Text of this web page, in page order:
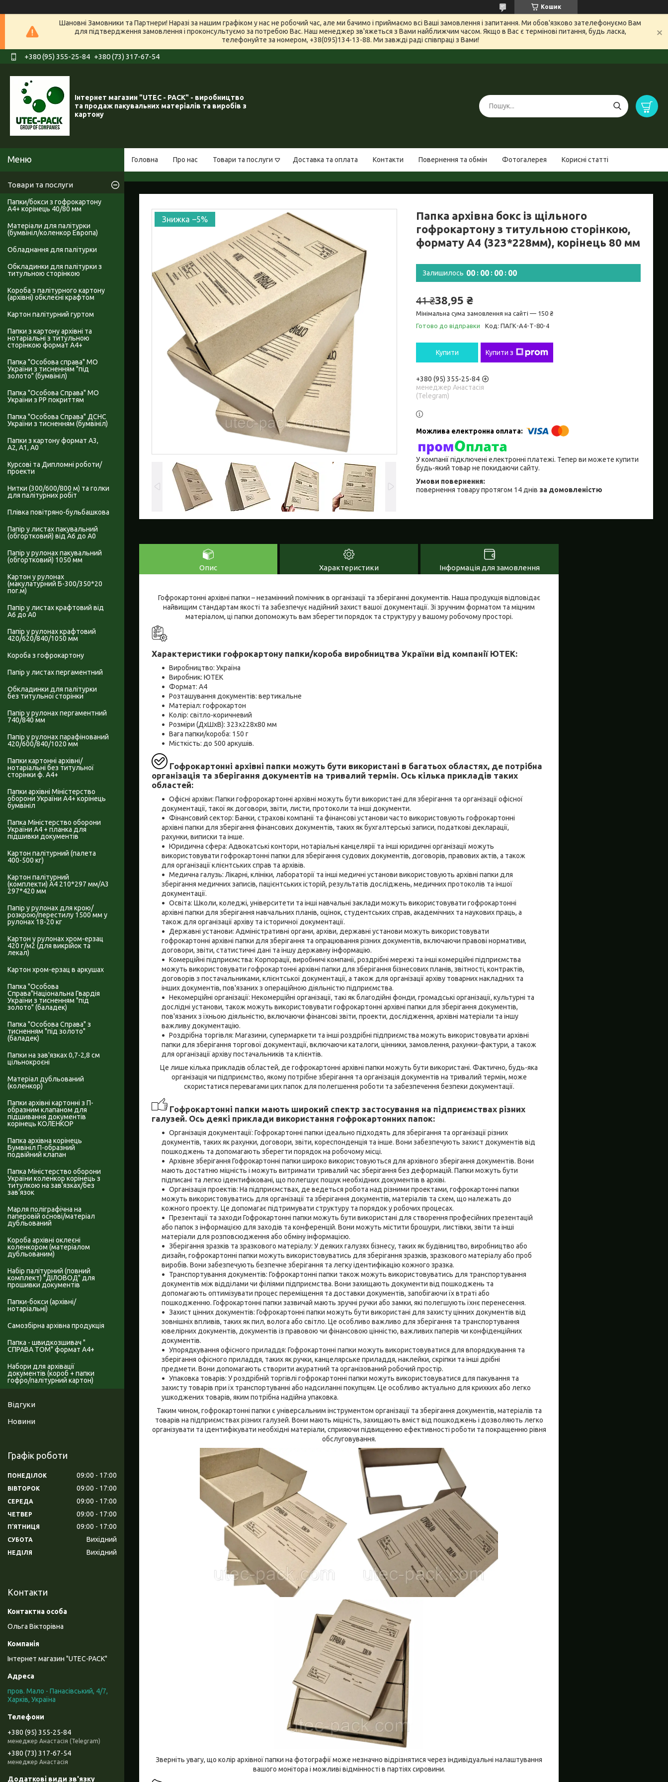
Кошик
Шановні Замовники та Партнери! Наразі за нашим графіком у нас не робочий час, але ми бачимо і приймаємо всі Ваші замовлення і запитання. Ми обов'язково зателефонуємо Вам
для підтвердження замовлення і проконсультуємо за потребою Вас. Наш менеджер зв'яжеться з Вами найближчим часом. Якщо в Вас є термінові питання, будь ласка,
телефонуйте за номером, +38(095)134-13-88. Ми завжді раді співпраці з Вами!
+380 (95) 355-25-84 +380 (73) 317-67-54
Інтернет магазин "UTEC - PACK" - виробництво
та продаж пакувальних матеріалів та виробів з
картону
Головна Про нас Товари та послуги Доставка та оплата Контакти Повернення та обмін Фотогалерея Корисні статті
–5%
Папка архівна бокс із щільного
гофрокартону з титульною сторінкою,
формату А4 (323*228мм), корінець 80 мм
Залишилось 00 00 00 00
41 ₴38,95 ₴
Мінімальна сума замовлення на сайті — 150 ₴
Готово до відправки
Код: ПАГК-А4-Т-80-4
Купити Купити з
+380 (95) 355-25-84
менеджер Анастасія
(Telegram)
У компанії підключені електронні платежі. Тепер ви можете купити
будь-який товар не покидаючи сайту.
повернення товару протягом 14 днів за домовленістю
Опис Характеристики Інформація для замовлення
Гофрокартонні архівні папки – незамінний помічник в організації та зберіганні документів. Наша продукція відповідає
найвищим стандартам якості та забезпечує надійний захист вашої документації. Зі зручним форматом та міцним
матеріалом, ці папки допоможуть вам зберегти порядок та структуру у вашому робочому просторі.
Характеристики гофрокартону папки/короба виробництва України від компанії ЮТЕК:
Виробництво: Україна
Виробник: ЮТЕК
Формат: А4
Розташування документів: вертикальне
Матеріал: гофрокартон
Колір: світло-коричневий
Розміри (ДxШxВ): 323x228x80 мм
Вага папки/короба: 150 г
Місткість: до 500 аркушів.
Гофрокартонні архівні папки можуть бути використані в багатьох областях, де потрібна
організація та зберігання документів на тривалий термін. Ось кілька прикладів таких
областей:
Офісні архіви: Папки гофророкартонні архівні можуть бути використані для зберігання та організації офісної
документації, такої як договори, звіти, листи, протоколи та інші документи.
Фінансовий сектор: Банки, страхові компанії та фінансові установи часто використовують гофрокартонні
архівні папки для зберігання фінансових документів, таких як бухгалтерські записи, податкові декларації,
рахунки, виписки та інше.
Юридична сфера: Адвокатські контори, нотаріальні канцелярії та інші юридичні організації можуть
використовувати гофрокартонні папки для зберігання судових документів, договорів, правових актів, а також
для організації клієнтських справ та архівів.
Медична галузь: Лікарні, клініки, лабораторії та інші медичні установи використовують архівні папки для
зберігання медичних записів, пацієнтських історій, результатів досліджень, медичних протоколів та іншої
документації.
Освіта: Школи, коледжі, університети та інші навчальні заклади можуть використовувати гофрокартонні
архівні папки для зберігання навчальних планів, оцінок, студентських справ, академічних та наукових праць, а
також для організації архіву та історичної документації.
Державні установи: Адміністративні органи, архіви, державні установи можуть використовувати
гофрокартонні архівні папки для зберігання та опрацювання різних документів, включаючи правові нормативи,
договори, звіти, статистичні дані та іншу державну інформацію.
Комерційні підприємства: Корпорації, виробничі компанії, роздрібні мережі та інші комерційні підприємства
можуть використовувати гофрокартонні архівні папки для зберігання бізнесових планів, звітності, контрактів,
договорів з постачальниками, клієнтської документації, а також для організації архіву товарних накладних та
інших документів, пов'язаних з операційною діяльністю підприємства.
Некомерційні організації: Некомерційні організації, такі як благодійні фонди, громадські організації, культурні та
дослідні установи, також можуть використовувати гофрокартонні архівні папки для зберігання документів,
пов'язаних з їхньою діяльністю, включаючи фінансові звіти, проекти, дослідження, архівні матеріали та іншу
важливу документацію.
Роздрібна торгівля: Магазини, супермаркети та інші роздрібні підприємства можуть використовувати архівні
папки для зберігання торгової документації, включаючи каталоги, цінники, замовлення, рахунки-фактури, а також
для організації архіву постачальників та клієнтів.
Це лише кілька прикладів областей, де гофрокартонні архівні папки можуть бути використані. Фактично, будь-яка
організація чи підприємство, якому потрібне зберігання та організація документів на тривалий термін, може
скористатися перевагами цих папок для полегшення роботи та забезпечення безпеки документації.
Гофрокартонні папки мають широкий спектр застосування на підприємствах різних
галузей. Ось деякі приклади використання гофрокартонних папок:
Організація документації: Гофрокартонні папки ідеально підходять для зберігання та організації різних
документів, таких як рахунки, договори, звіти, кореспонденція та інше. Вони забезпечують захист документів від
пошкоджень та допомагають зберегти порядок на робочому місці.
Архівне зберігання Гофрокартонні папки широко використовуються для архівного зберігання документів. Вони
мають достатню міцність і можуть витримати тривалий час зберігання без деформацій. Папки можуть бути
підписані та легко ідентифіковані, що полегшує пошук необхідних документів в архіві.
Організація проектів: На підприємствах, де ведеться робота над різними проектами, гофрокартонні папки
можуть використовуватись для організації та зберігання документів, матеріалів та схем, що належать до
кожного проекту. Це допомагає підтримувати структуру та порядок у робочих процесах.
Презентації та заходи Гофрокартонні папки можуть бути використані для створення професійних презентацій
або папок з інформацією для заходів та конференцій. Вони можуть містити брошури, листівки, звіти та інші
матеріали для розповсюдження або обміну інформацією.
Зберігання зразків та зразкового матеріалу: У деяких галузях бізнесу, таких як будівництво, виробництво або
дизайн, гофрокартонні папки можуть використовуватись для зберігання зразків, зразкового матеріалу або проб
виробів. Вони забезпечують безпечне зберігання та легку ідентифікацію кожного зразка.
Транспортування документів: Гофрокартонні папки також можуть використовуватись для транспортування
документів між відділами чи філіями підприємства. Вони захищають документи від пошкоджень та
допомагають оптимізувати процес переміщення та доставки документів, запобігаючи їх втраті або
пошкодженню. Гофрокартонні папки зазвичай мають зручні ручки або замки, які полегшують їхнє перенесення.
Захист цінних документів: Гофрокартонні папки можуть бути використані для захисту цінних документів від
зовнішніх впливів, таких як пил, волога або світло. Це особливо важливо для зберігання та транспортування
ювелірних документів, документів із правовою чи фінансовою цінністю, важливих паперів чи конфіденційних
документів.
Упорядкування офісного приладдя: Гофрокартонні папки можуть використовуватися для впорядкування та
зберігання офісного приладдя, таких як ручки, канцелярське приладдя, наклейки, скріпки та інші дрібні
предмети. Вони допомагають створити акуратний та організований робочий простір.
Упаковка товарів: У роздрібній торгівлі гофрокартонні папки можуть використовуватися для пакування та
захисту товарів при їх транспортуванні або надсиланні покупцям. Це особливо актуально для крихких або легко
ушкоджених товарів, яким потрібна надійна упаковка.
Таким чином, гофрокартонні папки є універсальним інструментом організації та зберігання документів, матеріалів та
товарів на підприємствах різних галузей. Вони мають міцність, захищають вміст від пошкоджень і дозволяють легко
організувати та ідентифікувати необхідні матеріали, сприяючи підвищенню ефективності роботи та покращенню рівня
обслуговування.
Зверніть увагу, що колір архівної папки на фотографії може незначно відрізнятися через індивідуальні налаштування
вашого монітора і можливі відмінності в партіях сировини.
Товари та послуги
Папки/бокси з гофрокартону
А4+ корінець 40/80 мм
Матеріали для палітурки
(бумвініл/коленкор Европа)
Обладнання для палітурки
Обкладинки для палітурки з
титульною сторінкою
Короба з палітурного картону
(архівні) обклеєні крафтом
Картон палітурний гуртом
Папки з картону архівні та
нотаріальні з титульною
сторінкою формат А4+
Папка "Особова справа" МО
України з тисненням "під
золото" (бумвініл)
Папка "Особова Справа" МО
України з PP покриттям
Папка "Особова Справа" ДСНС
України з тисненням (бумвініл)
Папки з картону формат А3,
А2, А1, А0
Курсові та Дипломні роботи/
проекти
Нитки (300/600/800 м) та голки
для палітурних робіт
Плівка повітряно-бульбашкова
Папір у листах пакувальний
(обгортковий) від А6 до А0
Папір у рулонах пакувальний
(обгортковий) 1050 мм
Картон у рулонах
(макулатурний Б-300/350*20
пог.м)
Папір у листах крафтовий від
А6 до А0
Папір у рулонах крафтовий
420/620/840/1050 мм
Короба з гофрокартону
Папір у листах пергаментний
Обкладинки для палітурки
без титульноі сторінки
Папір у рулонах пергаментний
740/840 мм
Папір у рулонах парафінований
420/600/840/1020 мм
Папки картонні архівні/
нотаріальні без титульної
сторінки ф. А4+
Папки архівні Міністерство
оборони України А4+ корінець
бумвініл
Папка Міністерство оборони
України А4 + планка для
підшивки документів
Картон палітурний (палета
400-500 кг)
Картон палітурний
(комплекти) А4 210*297 мм/А3
297*420 мм
Папір у рулонах для крою/
розкрою/перестилу 1500 мм у
рулонах 18-20 кг
Картон у рулонах хром-ерзац
420 г/м2 (для викрійок та
лекал)
Картон хром-ерзац в аркушах
Папка "Особова
Справа"Національна Гвардія
України з тисненням "під
золото" (баладек)
Папка "Особова Справа" з
тисненням "під золото"
(баладек)
Папки на зав'язках 0,7-2,8 см
цільнокроєні
Матеріал дубльований
(коленкор)
Папки архівні картонні з П-
образним клапаном для
підшивання документів
корінець КОЛЕНКОР
Папка архівна корінець
Бумвініл П-образний
подвійний клапан
Папка Міністерство оборони
України коленкор корінець з
титулкою на зав'язках/без
зав'язок
Марля поліграфічна на
паперовій основі/матеріал
дубльований
Короба архівні оклеєні
коленкором (матеріалом
дубльованим)
Набір палітурний (повний
комплект) "ДІЛОВОД" для
прошивки документів
Папки-бокси (архівні/
нотаріальні)
Самозбірна архівна продукція
Папка - швидкозшивач "
СПРАВА ТОМ" формат А4+
Набори для архівації
документів (короб + папки
гофро/палітурний картон)
Відгуки
Новини
Графік роботи
ПОНЕДІЛОК 09:00 17:00
ВІВТОРОК 09:00 17:00
СЕРЕДА 09:00 17:00
ЧЕТВЕР 09:00 17:00
ПʼЯТНИЦЯ 09:00 17:00
СУБОТА Вихідний
НЕДІЛЯ Вихідний
Контакти
Ольга Вікторівна
Інтернет магазин "UTEC-PACK"
пров. Мало - Панасівський, 4/7,
Харків, Україна
+380 (95) 355-25-84
менеджер Анастасія (Telegram)
+380 (73) 317-67-54
менеджер Анастасія